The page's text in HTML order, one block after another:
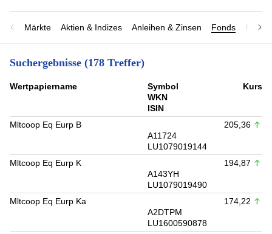
Märkte Aktien & Indizes Anleihen & Zinsen Fonds
Suchergebnisse (178 Treffer)
Wert­papier­name
Symbol
WKN
ISIN
Kurs
Mltcoop Eq Eurp B
A11724
LU1079019144
205,36
Mltcoop Eq Eurp K
A143YH
LU1079019490
194,87
Mltcoop Eq Eurp Ka
A2DTPM
LU1600590878
174,22